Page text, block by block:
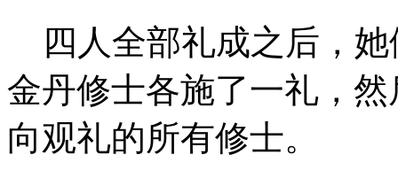
四人全部礼成之后，她
金丹修士各施了一礼，
向观礼的所有修士。